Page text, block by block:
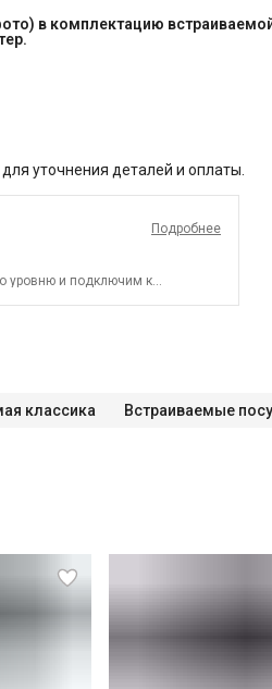
в комплектацию
уточнения деталей и оплаты.
Подробнее
уровню и подключим к
классика Встраиваемые